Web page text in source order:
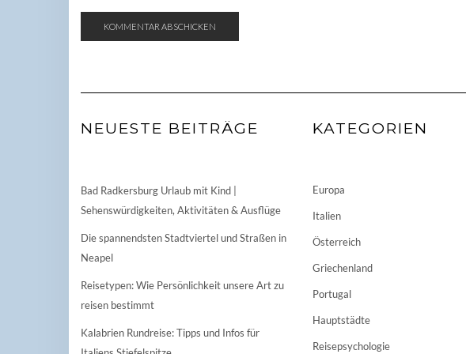
NEUESTE BEITRÄGE
Bad Radkersburg Urlaub mit Kind |
Sehenswürdigkeiten, Aktivitäten & Ausflüge
Die spannendsten Stadtviertel und Straßen in
Neapel
Reisetypen: Wie Persönlichkeit unsere Art zu
reisen bestimmt
Kalabrien Rundreise: Tipps und Infos für
KATEGORIEN
Europa
Italien
Österreich
Griechenland
Portugal
Hauptstädte
Reisepsychologie